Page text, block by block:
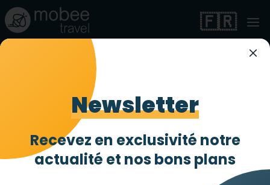
🇫🇷
Organiser un
voyage adapté à
Bali
Newsletter
Recevez en exclusivité notre
actualité et nos bons plans